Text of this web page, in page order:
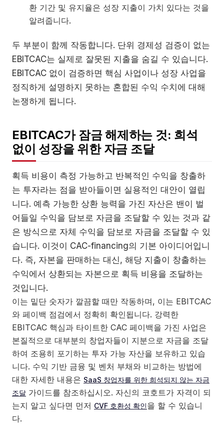
환 기간 및 유지율은 성장 지출이 가치 있다는 것을
알려줍니다.
두 부분이 함께 작동합니다. 단위 경제성 검증이 없는
EBITCAC는 실제로 잘못된 지출을 숨길 수 있습니다.
EBITCAC 없이 검증하면 핵심 사업이나 성장 사업을
정직하게 설명하지 못하는 혼합된 수익 수치에 대해
논쟁하게 됩니다.
EBITCAC가 잠금 해제하는 것: 희석
없이 성장을 위한 자금 조달
획득 비용이 측정 가능하고 반복적인 수익을 창출하
는 투자라는 점을 받아들이면 실용적인 대안이 열립
니다. 예측 가능한 상환 능력을 가진 자산은 밴이 벌
어들일 수익을 담보로 자금을 조달할 수 있는 것과 같
은 방식으로 자체 수익을 담보로 자금을 조달할 수 있
습니다. 이것이 CAC-financing의 기본 아이디어입니
다. 즉, 자본을 판매하는 대신, 해당 지출이 창출하는
수익에서 상환되는 자본으로 획득 비용을 조달하는
것입니다.
이는 밑단 숫자가 깔끔할 때만 작동하며, 이는 EBITCAC
와 페이백 점검에서 정확히 확인됩니다. 강력한
EBITCAC 핵심과 타이트한 CAC 페이백을 가진 사업은
본질적으로 대부분의 창업자들이 지분으로 자금을 조달
하여 조용히 포기하는 투자 가능 자산을 보유하고 있습
니다. 수익 기반 금융 및 벤처 부채와 비교하는 방법에
대한 자세한 내용은 SaaS 창업자를 위한 희석되지 않는 자금
조달 가이드를 참조하십시오. 자신의 코호트가 자격이 되
는지 알고 싶다면 먼저 CVF 호환성 확인을 할 수 있습니
다.